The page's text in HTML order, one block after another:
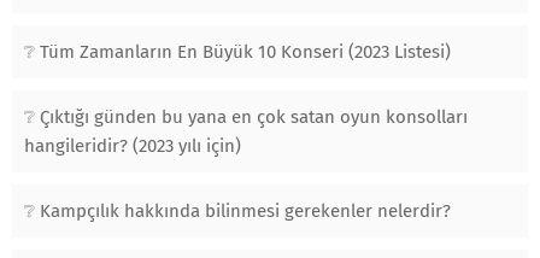
Tüm Zamanların En Büyük 10 Konseri (2023 Listesi)
Çıktığı günden bu yana en çok satan oyun konsolları
hangileridir? (2023 yılı için)
Kampçılık hakkında bilinmesi gerekenler nelerdir?